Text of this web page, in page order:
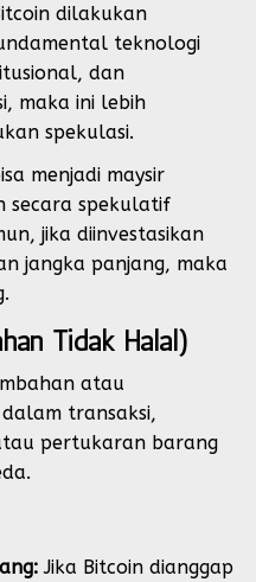
dilakukan
teknologi
dan
maka ini lebih
spekulasi.
menjadi maysir
secara spekulatif
jika diinvestasikan
jangka panjang, maka
Tidak Halal)
atau
transaksi,
pertukaran barang
Jika Bitcoin dianggap